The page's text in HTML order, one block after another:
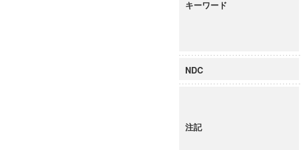
キーワード
NDC
注記